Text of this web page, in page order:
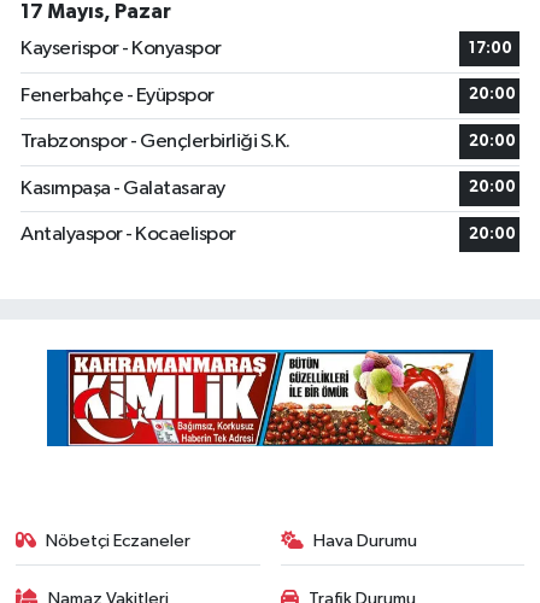
17 Mayıs, Pazar
Kayserispor - Konyaspor
17:00
Fenerbahçe - Eyüpspor 20:00
Trabzonspor - Gençlerbirliği S.K. 20:00
Kasımpaşa - Galatasaray 20:00
Antalyaspor - Kocaelispor 20:00
Nöbetçi Eczaneler Hava Durumu
Namaz Vakitleri Trafik Durumu